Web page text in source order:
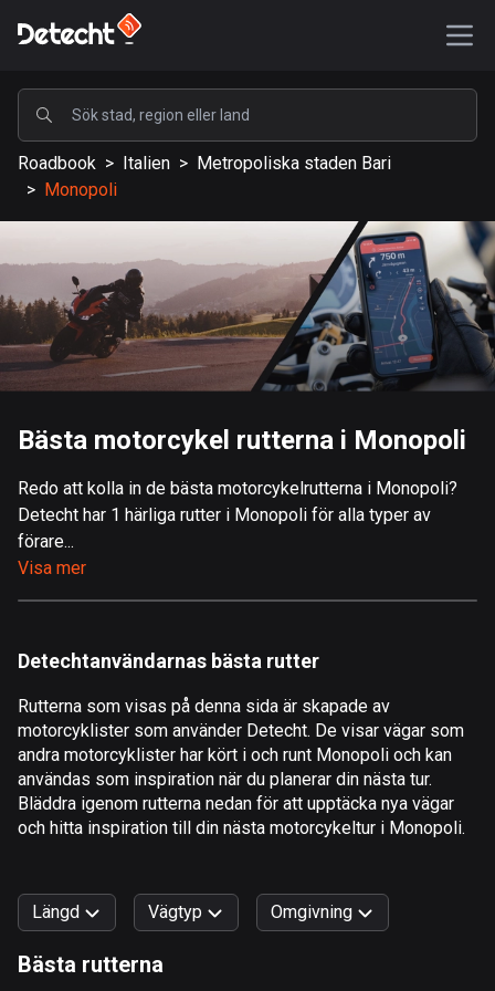
POPULÄRA
USA
586984 rutter
203025 rutter
Storbritannien
115093 rutter
A-Ö
Afghanistan
Åland
Albanien
Algeriet
175 rutter
Amerikanska Jungfruöarna
1 rutt
Andorra
Angola
1 rutt
Antigua och Barbuda
Roadbook > Italien > Metropoliska staden Bari
> Monopoli
Bästa motorcykel rutterna i Monopoli
Redo att kolla in de bästa motorcykelrutterna i Monopoli?
Detecht har 1 härliga rutter i Monopoli för alla typer av
förare...
Visa mer
Detechtanvändarnas bästa rutter
Rutterna som visas på denna sida är skapade av
motorcyklister som använder Detecht. De visar vägar som
andra motorcyklister har kört i och runt Monopoli och kan
användas som inspiration när du planerar din nästa tur.
Bläddra igenom rutterna nedan för att upptäcka nya vägar
och hitta inspiration till din nästa motorcykeltur i Monopoli.
Längd Vägtyp Omgivning
Bästa rutterna